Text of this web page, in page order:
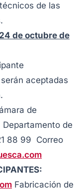
de las
24 de octubre de
aceptadas
de
de
88 99 Correo
Fabricación de